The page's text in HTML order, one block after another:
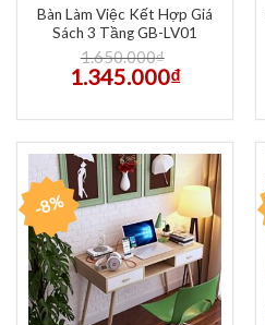
Bàn Làm Việc Kết Hợp Giá
Sách 3 Tầng GB-LV01
1.650.000₫
1.345.000₫
-8%